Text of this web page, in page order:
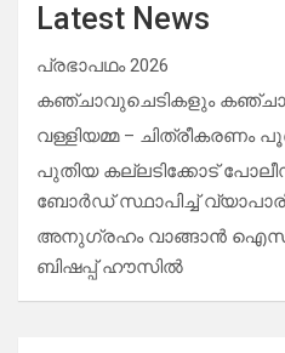
Latest News
പ്രഭാപഥം 2026
കഞ്ചാവുചെടികളും
വള്ളിയമ്മ – ചിത്രീകരണം
പുതിയ കല്ലടിക്കോട്
ബോർഡ് സ്ഥാപിച്ച്
അനുഗ്രഹം വാങ്ങാൻ ഐസക്
ബിഷപ്പ് ഹൗസില്‍